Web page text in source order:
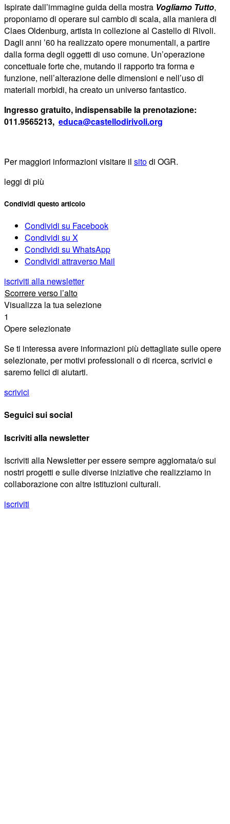
Ispirate dall’immagine guida della mostra Vogliamo Tutto,
proponiamo di operare sul cambio di scala, alla maniera di
Claes Oldenburg, artista in collezione al Castello di Rivoli.
Dagli anni ’60 ha realizzato opere monumentali, a partire
dalla forma degli oggetti di uso comune. Un’operazione
concettuale forte che, mutando il rapporto tra forma e
funzione, nell’alterazione delle dimensioni e nell’uso di
materiali morbidi, ha creato un universo fantastico.
Ingresso gratuito, indispensabile la prenotazione:
011.9565213, educa@castellodirivoli.org
Per maggiori informazioni visitare il sitodi OGR.
leggi di più
Condividi questo articolo
Condividi su Facebook
Condividi su X
Condividi su WhatsApp
Condividi attraverso Mail
iscriviti alla newsletter
Scorrere verso l’alto
Visualizza la tua selezione
1
Opere selezionate
Se ti interessa avere informazioni più dettagliate sulle opere
selezionate, per motivi professionali o di ricerca, scrivici e
saremo felici di aiutarti.
scrivici
Seguici sui social
Iscriviti alla newsletter
Iscriviti alla Newsletter per essere sempre aggiornata/o sui
nostri progetti e sulle diverse iniziative che realizziamo in
collaborazione con altre istituzioni culturali.
iscriviti